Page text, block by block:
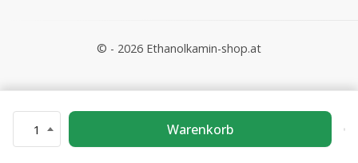
1 Warenkorb
© - 2026 Ethanolkamin-shop.at